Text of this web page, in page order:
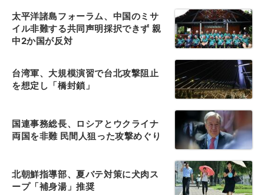
太平洋諸島フォーラム、中国のミサ
イル非難する共同声明採択できず 親
中2か国が反対
台湾軍、大規模演習で台北攻撃阻止
を想定し「橋封鎖」
国連事務総長、ロシアとウクライナ
両国を非難 民間人狙った攻撃めぐり
北朝鮮指導部、夏バテ対策に犬肉ス
ープ「補身湯」推奨